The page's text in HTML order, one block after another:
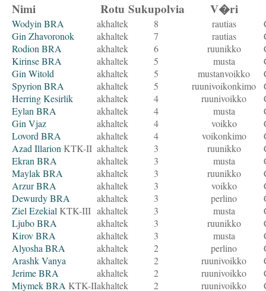
Nimi Rotu Sukupolvia V�ri
Wodyin BRA akhaltek 8 rautias
Gin Zhavoronok
akhaltek 7 rautias
Rodion BRA
akhaltek 6 ruunikko
Kirinse BRA
akhaltek 5 musta
Gin Witold
akhaltek 5 mustanvoikko
Spyrion BRA
akhaltek 5 ruunivoikonkimo
Herring Kesirlik
akhaltek 4 ruunivoikko
Eylan BRA
akhaltek 4 musta
Gin Vjaz
akhaltek 4 voikko
Lovord BRA
akhaltek 4 voikonkimo
Azad Illarion KTK-II akhaltek 3 ruunikko
Ekran BRA
akhaltek 3 musta
Maylak BRA
akhaltek 3 ruunikko
Arzur BRA
akhaltek 3 voikko
Dewurdy BRA
akhaltek 3 perlino
Ziel Ezekial KTK-III akhaltek 3 musta
Ljubo BRA
akhaltek 3 ruunikko
Kirov BRA
akhaltek 3 musta
Alyosha BRA
akhaltek 2 perlino
Arashk Vanya
akhaltek 2 ruunivoikko
Jerime BRA
akhaltek 2 ruunivoikko
Miymek BRA KTK-IIakhaltek 2 ruunivoikko